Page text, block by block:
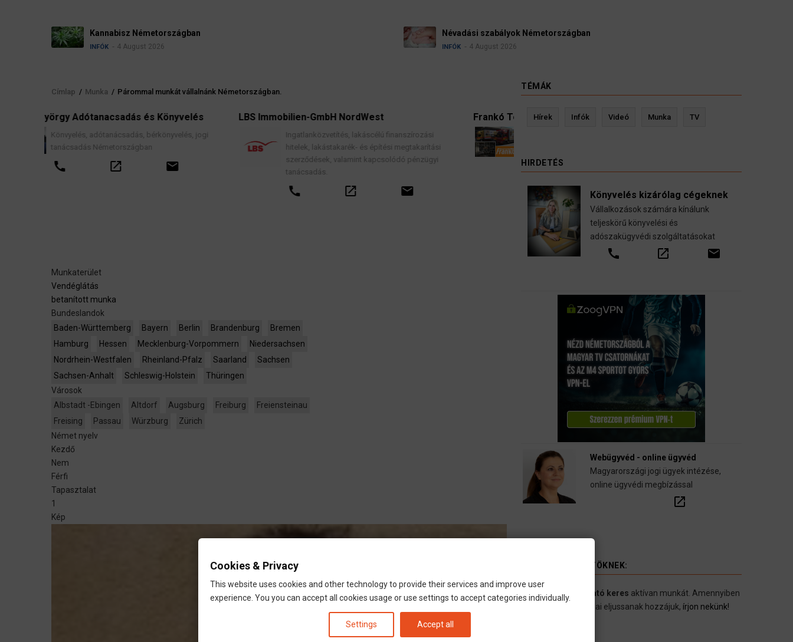
Kannabisz Németországban
INFÓK 4 August 2026
Névadási szabályok Németországban
INFÓK 4 August 2026
Morzsa
Címlap / Munka / Párommal munkát vállalnánk Németországban.
és Könyvelés
bérkönyvelés, jogi
LBS Immobilien-GmbH NordWest
Ingatlanközvetítés, lakáscélú finanszírozási
hitelek, lakástakarék- és építési megtakarítási
szerződések, valamint kapcsolódó pénzügyi
tanácsadás.
Frankó Teher - Nemzetközi Költöztetés
Komplett lakások professzionális költöztetése
biztosítással, teljes garancia vállalással.
call
Kevin Ressler biztosítási szakértő
Munkaterület
Vendéglátás
betanított munka
Bundeslandok
Baden-Württemberg
Bayern Berlin Brandenburg
Bremen
Hamburg
Hessen Mecklenburg-Vorpommern
Niedersachsen
Nordrhein-Westfalen
Rheinland-Pfalz Saarland
Sachsen
Sachsen-Anhalt
Schleswig-Holstein
Thüringen
Városok
Albstadt -Ebingen
Altdorf Augsburg Freiburg
Freiensteinau
Freising
Passau Würzburg
Zürich
Német nyelv
Kezdő
Nem
Férfi
Tapasztalat
1
Kép
TÉMÁK
Hírek Infók Videó Munka TV
HIRDETÉS
Könyvelés kizárólag cégeknek
Vállalkozások számára kínálunk
teljeskörű könyvelési és
adószakügyvédi szolgáltatásokat
call open_in_new email
Webügyvéd - online ügyvéd
Magyarországi jogi ügyek intézése,
online ügyvédi megbízással
open_in_new
MUNKAKÖZVETÍTÖKNEK:
Havi250.000 látogató keres aktívan munkát. Amennyiben
szeretné, hogy állásai eljussanak hozzájuk, írjon nekünk!
Cookies & Privacy
This website uses cookies and other technology to provide their services and improve user
experience. You you can accept all cookies usage or use settings to accept categories individually.
Settings Accept all